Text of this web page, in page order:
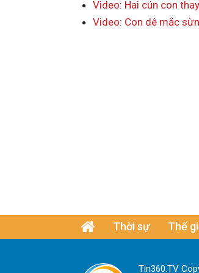
Video: Hai cún con
Video: Con dê mắc
Thời sự Thế
Tin360.TV